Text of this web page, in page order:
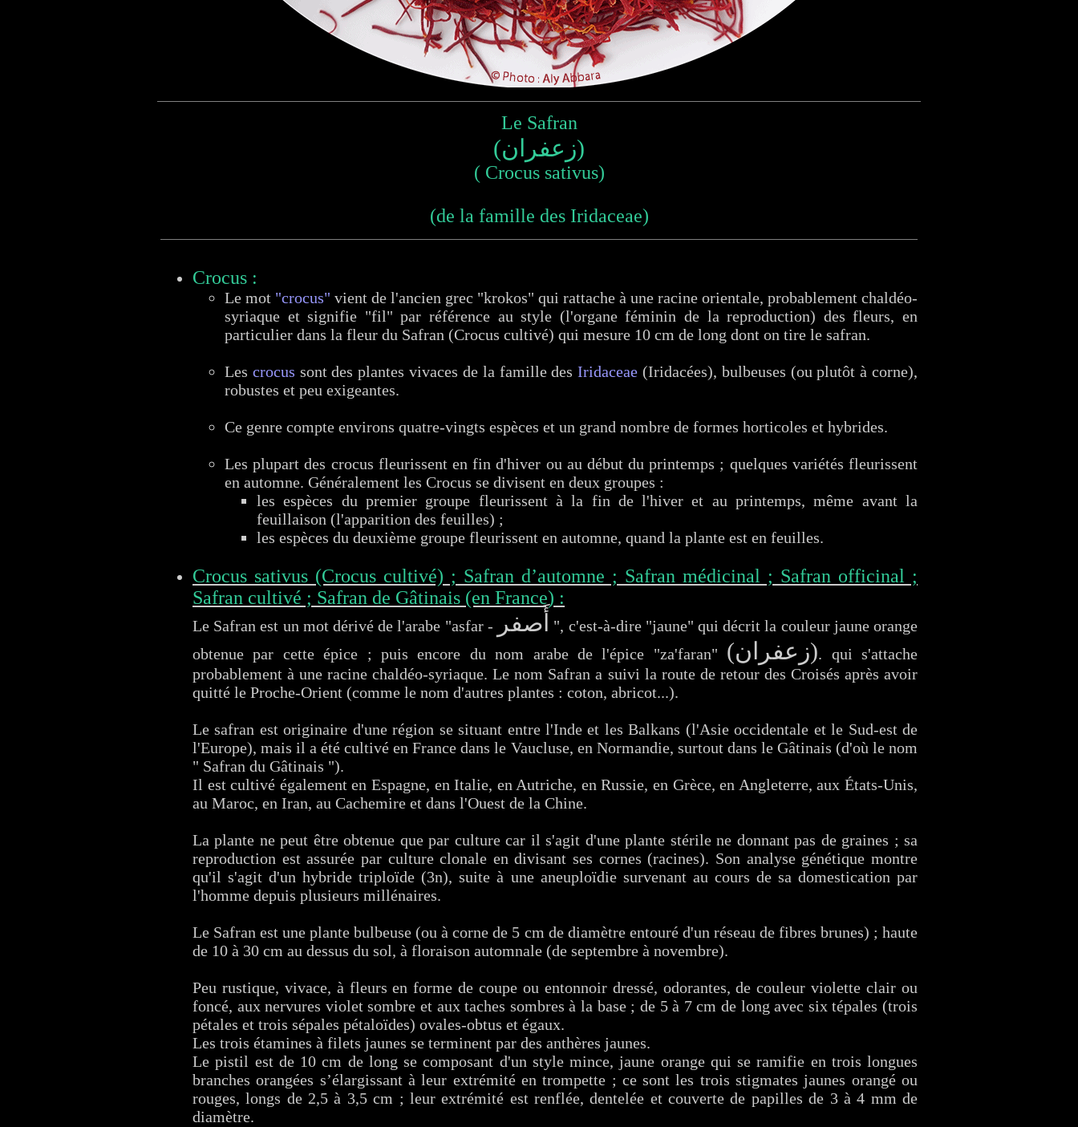
Le Safran
(زعفران)
( Crocus sativus)
(de la famille des Iridaceae)
Crocus :
Le mot "crocus" vient de l'ancien grec "krokos" qui rattache à une racine orientale, probablement chaldéo-
syriaque et signifie "fil" par référence au style (l'organe féminin de la reproduction) des fleurs, en
particulier dans la fleur du Safran (Crocus cultivé) qui mesure 10 cm de long dont on tire le safran.
Les crocus sont des plantes vivaces de la famille desIridaceae (Iridacées), bulbeuses (ou plutôt à corne),
robustes et peu exigeantes.
Ce genre compte environs quatre-vingts espèces et un grand nombre de formes horticoles et hybrides.
Les plupart des crocus fleurissent en fin d'hiver ou au début du printemps ; quelques variétés fleurissent
en automne. Généralement les Crocus se divisent en deux groupes :
les espèces du premier groupe fleurissent à la fin de l'hiver et au printemps, même avant la
feuillaison (l'apparition des feuilles) ;
les espèces du deuxième groupe fleurissent en automne, quand la plante est en feuilles.
Crocus sativus (Crocus cultivé) ; Safran d’automne ; Safran médicinal ; Safran officinal ;
Safran cultivé ; Safran de Gâtinais (en France) :
Le Safran est un mot dérivé de l'arabe "asfar - أَصفر ", c'est-à-dire "jaune" qui décrit la couleur jaune orange
obtenue par cette épice ; puis encore du nom arabe de l'épice "za'faran"
(زعفران). qui s'attache
probablement à une racine chaldéo-syriaque. Le nom Safran a suivi la route de retour des Croisés après avoir
quitté le Proche-Orient (comme le nom d'autres plantes : coton, abricot...).
Le safran est originaire d'une région se situant entre l'Inde et les Balkans (l'Asie occidentale et le Sud-est de
l'Europe), mais il a été cultivé en France dans le Vaucluse, en Normandie, surtout dans le Gâtinais (d'où le nom
" Safran du Gâtinais ").
Il est cultivé également en Espagne, en Italie, en Autriche, en Russie, en Grèce, en Angleterre, aux États-Unis,
au Maroc, en Iran, au Cachemire et dans l'Ouest de la Chine.
La plante ne peut être obtenue que par culture car il s'agit d'une plante stérile ne donnant pas de graines ; sa
reproduction est assurée par culture clonale en divisant ses cornes (racines). Son analyse génétique montre
qu'il s'agit d'un hybride triploïde (3n), suite à une aneuploïdie survenant au cours de sa domestication par
l'homme depuis plusieurs millénaires.
Le Safran est une plante bulbeuse (ou à corne de 5 cm de diamètre entouré d'un réseau de fibres brunes) ; haute
de 10 à 30 cm au dessus du sol, à floraison automnale (de septembre à novembre).
Peu rustique, vivace, à fleurs en forme de coupe ou entonnoir dressé, odorantes, de couleur violette clair ou
foncé, aux nervures violet sombre et aux taches sombres à la base ; de 5 à 7 cm de long avec six tépales (trois
pétales et trois sépales pétaloïdes) ovales-obtus et égaux.
Les trois étamines à filets jaunes se terminent par des anthères jaunes.
Le pistil est de 10 cm de long se composant d'un style mince, jaune orange qui se ramifie en trois longues
branches orangées s’élargissant à leur extrémité en trompette ; ce sont les trois stigmates jaunes orangé ou
rouges, longs de 2,5 à 3,5 cm ; leur extrémité est renflée, dentelée et couverte de papilles de 3 à 4 mm de
diamètre.